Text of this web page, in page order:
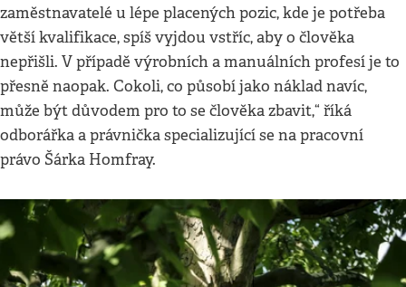
zaměstnavatelé u lépe placených pozic, kde je potřeba
větší kvalifikace, spíš vyjdou vstříc, aby o člověka
nepřišli. V případě výrobních a manuálních profesí je to
přesně naopak. Cokoli, co působí jako náklad navíc,
může být důvodem pro to se člověka zbavit,“ říká
odborářka a právnička specializující se na pracovní
právo Šárka Homfray.